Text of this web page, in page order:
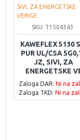
SKU: T1504343
KAWEFLEX 5130
PUR UL/CSA
JZ, SIVI, ZA
ENERGETSKE
Zaloga DAR: Ni na
Zaloga TKD:Ni na